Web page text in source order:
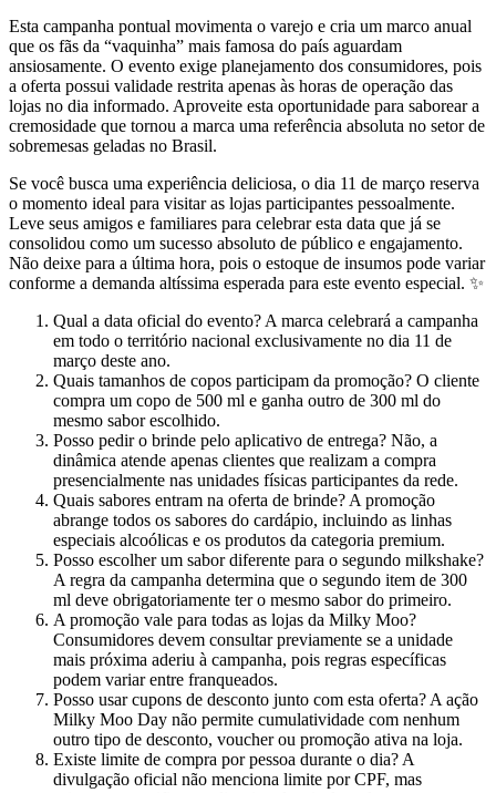
Esta campanha pontual movimenta o varejo e cria um marco anual
que os fãs da “vaquinha” mais famosa do país aguardam
ansiosamente. O evento exige planejamento dos consumidores, pois
a oferta possui validade restrita apenas às horas de operação das
lojas no dia informado. Aproveite esta oportunidade para saborear a
cremosidade que tornou a marca uma referência absoluta no setor de
sobremesas geladas no Brasil.
Se você busca uma experiência deliciosa, o dia 11 de março reserva
o momento ideal para visitar as lojas participantes pessoalmente.
Leve seus amigos e familiares para celebrar esta data que já se
consolidou como um sucesso absoluto de público e engajamento.
Não deixe para a última hora, pois o estoque de insumos pode variar
conforme a demanda altíssima esperada para este evento especial. ✨
Qual a data oficial do evento? A marca celebrará a campanha
em todo o território nacional exclusivamente no dia 11 de
março deste ano.
Quais tamanhos de copos participam da promoção? O cliente
compra um copo de 500 ml e ganha outro de 300 ml do
mesmo sabor escolhido.
Posso pedir o brinde pelo aplicativo de entrega? Não, a
dinâmica atende apenas clientes que realizam a compra
presencialmente nas unidades físicas participantes da rede.
Quais sabores entram na oferta de brinde? A promoção
abrange todos os sabores do cardápio, incluindo as linhas
especiais alcoólicas e os produtos da categoria premium.
Posso escolher um sabor diferente para o segundo milkshake?
A regra da campanha determina que o segundo item de 300
ml deve obrigatoriamente ter o mesmo sabor do primeiro.
A promoção vale para todas as lojas da Milky Moo?
Consumidores devem consultar previamente se a unidade
mais próxima aderiu à campanha, pois regras específicas
podem variar entre franqueados.
Posso usar cupons de desconto junto com esta oferta? A ação
Milky Moo Day não permite cumulatividade com nenhum
outro tipo de desconto, voucher ou promoção ativa na loja.
Existe limite de compra por pessoa durante o dia? A
divulgação oficial não menciona limite por CPF, mas